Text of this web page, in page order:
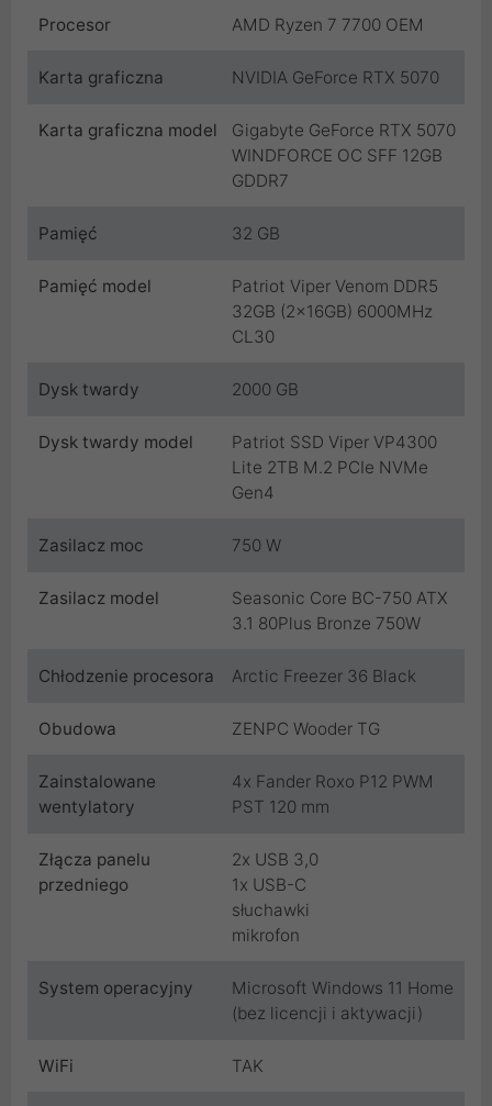
Procesor AMD Ryzen 7 7700 OEM
Karta graficzna NVIDIA GeForce RTX 5070
Karta graficzna model
Gigabyte GeForce RTX 5070
WINDFORCE OC SFF 12GB
GDDR7
Pamięć 32 GB
Pamięć model
Patriot Viper Venom DDR5
32GB (2x16GB) 6000MHz
CL30
Dysk twardy 2000 GB
Dysk twardy model
Patriot SSD Viper VP4300
Lite 2TB M.2 PCIe NVMe
Gen4
Zasilacz moc 750 W
Zasilacz model
Seasonic Core BC-750 ATX
3.1 80Plus Bronze 750W
Chłodzenie procesora Arctic Freezer 36 Black
Obudowa ZENPC Wooder TG
Zainstalowane
wentylatory
4x Fander Roxo P12 PWM
PST 120 mm
Złącza panelu
przedniego
2x USB 3,0
1x USB-C
słuchawki
mikrofon
System operacyjny
Microsoft Windows 11 Home
(bez licencji i aktywacji)
WiFi TAK